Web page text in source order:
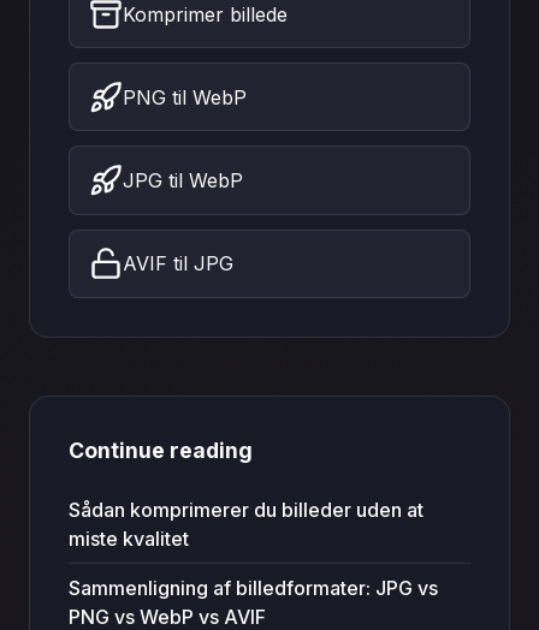
Komprimer billede
PNG til WebP
JPG til WebP
AVIF til JPG
Continue reading
Sådan komprimerer du billeder uden at
miste kvalitet
Sammenligning af billedformater: JPG vs
PNG vs WebP vs AVIF